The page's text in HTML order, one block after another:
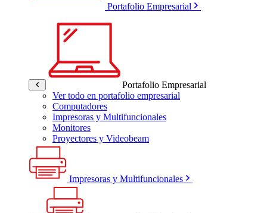
Portafolio Empresarial
Portafolio Empresarial
Ver todo en portafolio empresarial
Computadores
Impresoras y Multifuncionales
Monitores
Proyectores y Videobeam
Impresoras y Multifuncionales